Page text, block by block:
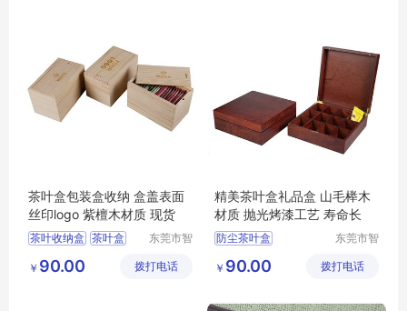
茶叶盒包装盒收纳 盒盖表面
丝印logo 紫檀木材质 现货
茶叶收纳盒 茶叶盒
多功能茶叶盒
东莞市智
限公司
￥ 90.00 拨打电话
精美茶叶盒礼品盒 山毛榉木
材质 抛光烤漆工艺 寿命长
防尘茶叶盒
茶叶收纳盒
东莞市智
限公司
￥ 90.00 拨打电话